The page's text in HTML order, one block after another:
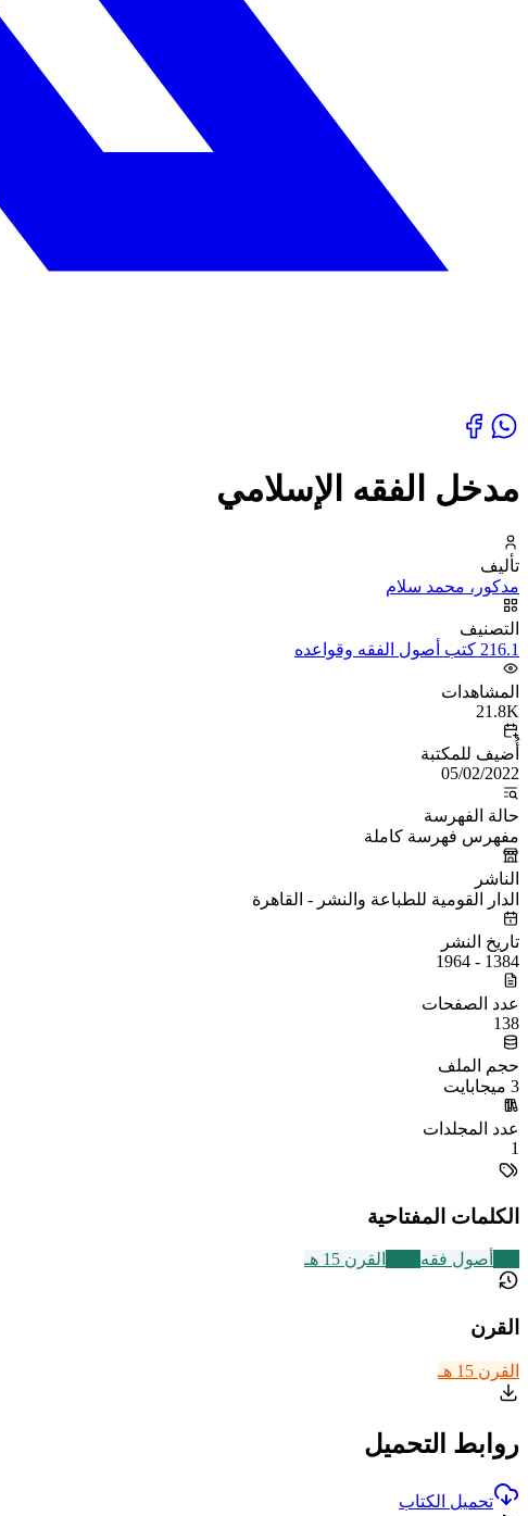
مدخل الفقه الإسلامي
تأليف
مدكور، محمد سلام
التصنيف
216.1 كتب أصول الفقه وقواعده
المشاهدات
21.8K
أُضيف للمكتبة
05/02/2022
حالة الفهرسة
مفهرس فهرسة كاملة
الناشر
الدار القومية للطباعة والنشر - القاهرة
تاريخ النشر
1384 - 1964
عدد الصفحات
138
حجم الملف
3 ميجابايت
عدد المجلدات
1
الكلمات المفتاحية
أصول فقه القرن 15 هـ
القرن
القرن 15 هـ
روابط التحميل
تحميل الكتاب